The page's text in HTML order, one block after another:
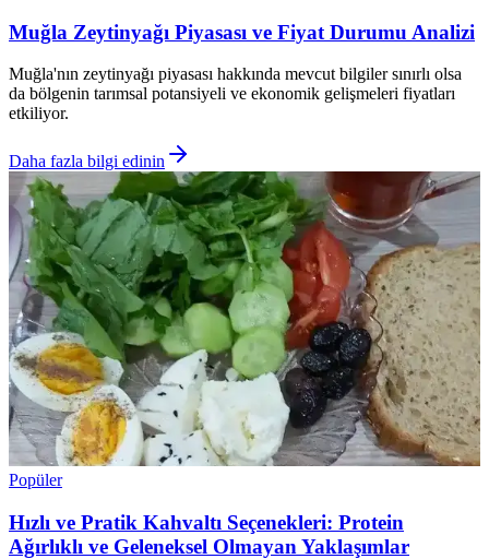
Muğla Zeytinyağı Piyasası ve Fiyat Durumu Analizi
Muğla'nın zeytinyağı piyasası hakkında mevcut bilgiler sınırlı olsa
da bölgenin tarımsal potansiyeli ve ekonomik gelişmeleri fiyatları
etkiliyor.
Daha fazla bilgi edinin
Popüler
Hızlı ve Pratik Kahvaltı Seçenekleri: Protein
Ağırlıklı ve Geleneksel Olmayan Yaklaşımlar